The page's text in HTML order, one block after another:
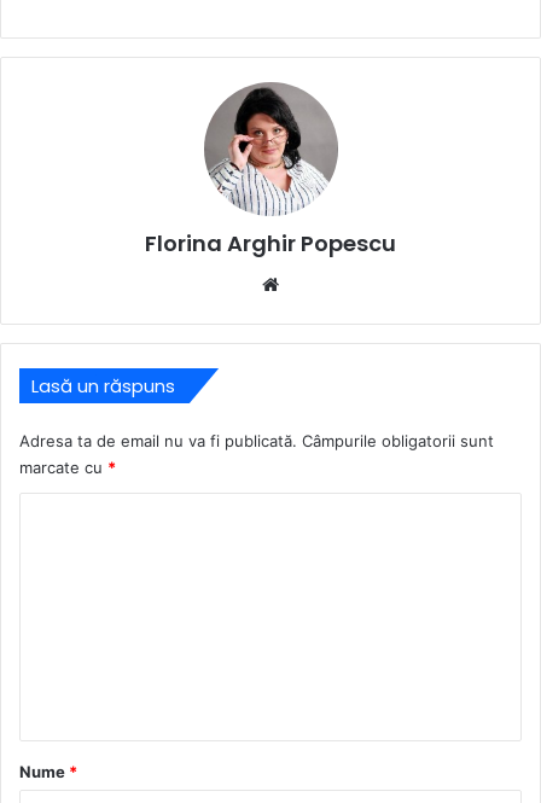
Florina Arghir Popescu
Lasă un răspuns
Adresa ta de email nu va fi publicată. Câmpurile obligatorii sunt
marcate cu *
rNume *